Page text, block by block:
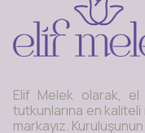
Elif Melek olarak,
tutkunlarına en
markayız.